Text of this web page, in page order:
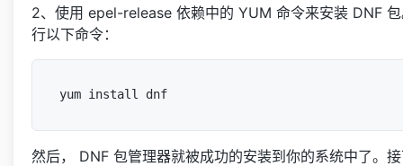
2、使用 epel-release 依赖中的 YUM 命令来安装 DNF
行以下命令：
yum install dnf
然后， DNF 包管理器就被成功的安装到你的系统中了。